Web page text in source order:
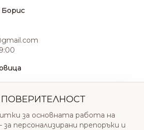
Борис
за основната работа на
персонализирани препоръки и